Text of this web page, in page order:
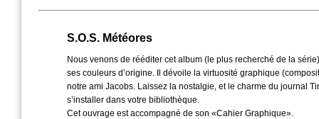
S.O.S. Météores
Nous venons de rééditer cet album (le plus recherché de la
ses couleurs d’origine. Il dévoile la virtuosité graphique
notre ami Jacobs. Laissez la nostalgie, et le charme du journal
s’installer dans votre bibliothèque.
Cet ouvrage est accompagné de son «Cahier Graphique».